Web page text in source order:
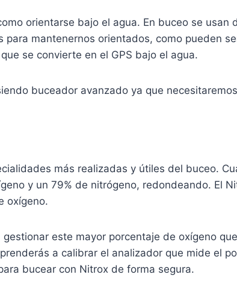
orientarse bajo el agua. En buceo se
mantenernos orientados, como pueden
se convierte en el GPS bajo el agua.
buceador avanzado ya que
más realizadas y útiles del buceo.
y un 79% de nitrógeno, redondeando. El
oxígeno.
este mayor porcentaje de oxígeno
a calibrar el analizador que mide el
bucear con Nitrox de forma segura.